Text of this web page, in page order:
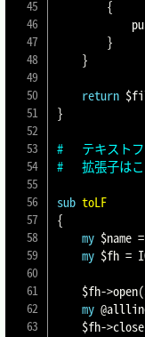
{
}
}
return
}
#	テキス
#	拡張子
sub toLF
{
my $name =
my $fh =
$fh->open(
my
$fh->close